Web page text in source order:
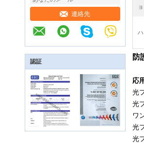
連絡先
認証
防
応
光
光
ワ
光
光